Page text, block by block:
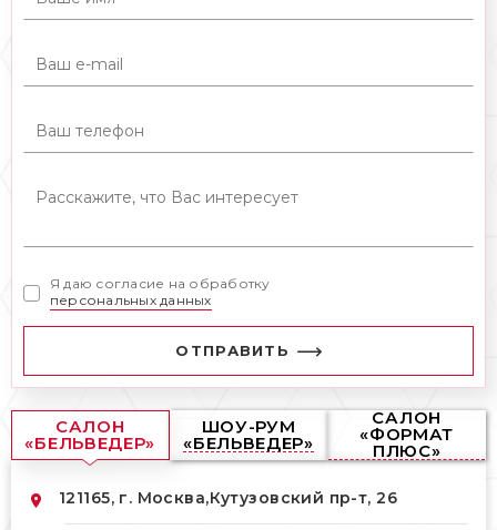
Я даю согласие на обработку
персональных данных
ОТПРАВИТЬ
САЛОН
«БЕЛЬВЕДЕР»
ШОУ-РУМ
«БЕЛЬВЕДЕР»
САЛОН
«ФОРМАТ
ПЛЮС»
121165, г. Москва,Кутузовский пр-т, 26